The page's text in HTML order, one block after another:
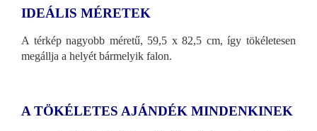
IDEÁLIS MÉRETEK
A térkép nagyobb méretű, 59,5 x 82,5 cm, így tökéletesen
megállja a helyét bármelyik falon.
A TÖKÉLETES AJÁNDÉK MINDENKINEK